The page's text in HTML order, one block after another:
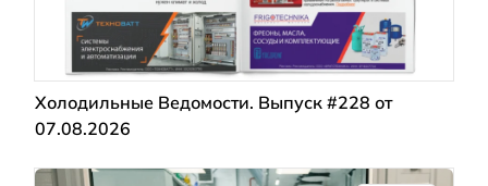
Холодильные Ведомости. Выпуск #228 от
07.08.2026